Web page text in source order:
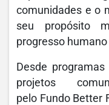
comunidades e o
seu propósito
progresso
Desde
projetos
pelo Fundo Better